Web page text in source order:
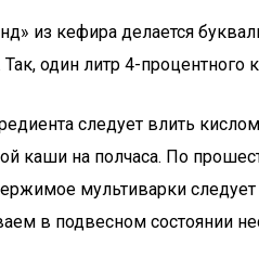
из кефира делается
один литр 4-
следует влить
каши на полчаса. По
мультиварки
в подвесном состоянии